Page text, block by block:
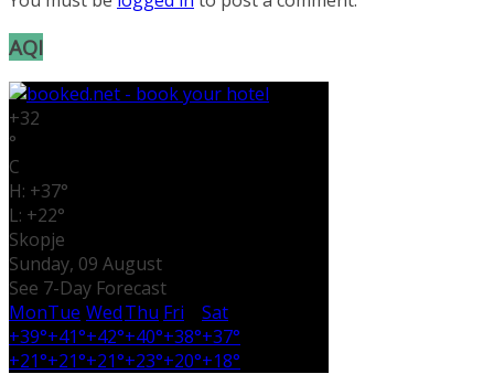
AQI
+32
°
C
H: +37°
L: +22°
Skopje
Sunday, 09 August
See 7-Day Forecast
MonTue WedThu Fri
Sat
+39°+41°+42°+40°+38°+37°
+21°+21°+21°+23°+20°+18°